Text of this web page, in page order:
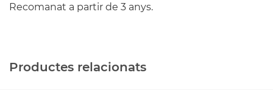
Recomanat a partir de 3 anys.
Productes relacionats